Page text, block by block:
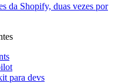
da Shopify, duas vezes por
para devs